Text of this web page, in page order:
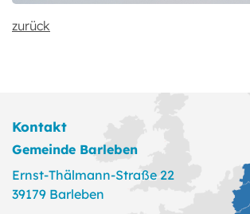
zurück
Kontakt
Gemeinde Barleben
Ernst-Thälmann-Straße 22
39179 Barleben